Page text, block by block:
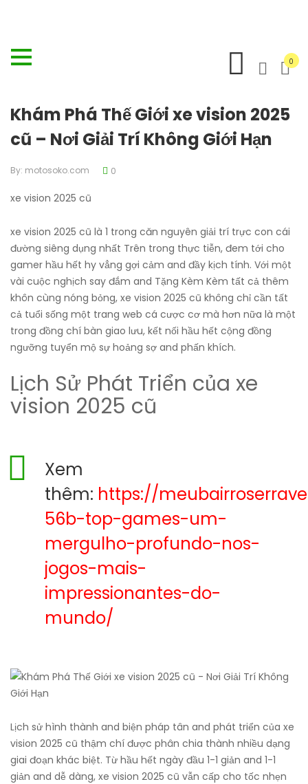
0
Khám Phá Thế Giới xe vision 2025
cũ – Nơi Giải Trí Không Giới Hạn
By: motosoko.com 0
xe vision 2025 cũ
xe vision 2025 cũ là 1 trong căn nguyên giải trí trực con cái
đường siêng dụng nhất Trên trong thực tiễn, đem tới cho
gamer hầu hết hy vẳng gợi cảm and đầy kịch tính. Với một
vài cuộc nghịch say đắm and Tặng Kèm Kèm tất cả thêm
khôn cùng nóng bỏng, xe vision 2025 cũ không chỉ cần tất
cả tuổi sống một trang web cá cược cơ mà hơn nữa là một
trong đồng chí bàn giao lưu, kết nối hầu hết cộng đồng
ngưỡng tuyển mộ sự hoảng sợ and phấn khích.
Lịch Sử Phát Triển của xe
vision 2025 cũ
Xem
thêm: https://
56b-top-games-um-
mergulho-profundo-nos-
jogos-mais-
impressionantes-do-
mundo/
Lịch sử hình thành and biện pháp tân and phát triển của xe
vision 2025 cũ thậm chí được phân chia thành nhiều dạng
giai đoạn khác biệt. Từ hầu hết ngày đầu 1-1 giản and 1-1
giản and dễ dàng, xe vision 2025 cũ vẫn cấp cho tốc nhẹn